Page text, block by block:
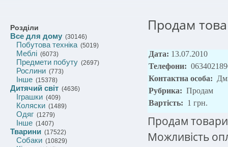
Розділи
Все для дому (30146)
Побутова техніка(5019)
Меблі (6073)
Предмети побуту (2697)
Рослини (773)
Інше (15378)
Дитячий світ (4636)
Іграшки (409)
Коляски (1489)
Одяг (1279)
Інше (1407)
Тварини (17522)
Собаки (10829)
Продам
Дата: 13.07.2010
Телефони:
Контактна особа:
Рубрика: Продам
Вартість: 1 грн.
Продам
Можливість